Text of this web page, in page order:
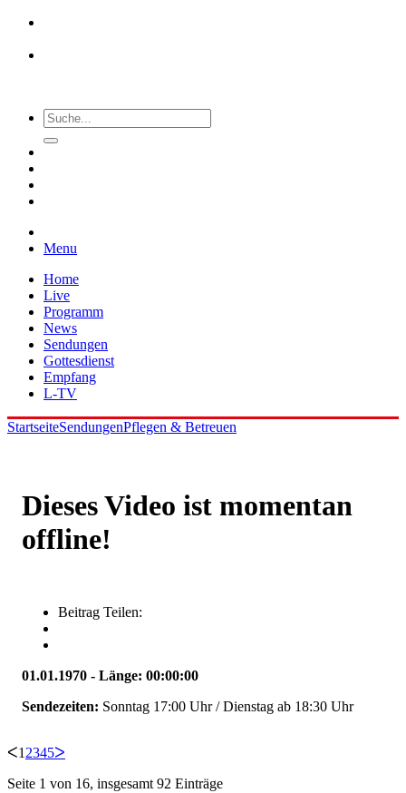
Menu
Home
Live
Programm
News
Sendungen
Gottesdienst
Empfang
L-TV
StartseiteSendungenPflegen & Betreuen
Dieses Video ist momentan
offline!
Beitrag Teilen:
01.01.1970 - Länge: 00:00:00
Sendezeiten: Sonntag 17:00 Uhr / Dienstag ab 18:30 Uhr
ᐸ1 2345ᐳ
Seite 1 von 16, insgesamt 92 Einträge